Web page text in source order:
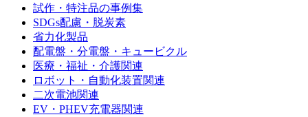
試作・特注品の事例集
SDGs配慮・脱炭素
省力化製品
配電盤・分電盤・キュービクル
医療・福祉・介護関連
ロボット・自動化装置関連
二次電池関連
EV・PHEV充電器関連